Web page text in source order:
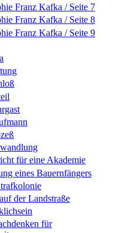
Franz Kafka / Seite 7
Franz Kafka / Seite 8
Franz Kafka / Seite 9
für eine Akademie
eines Bauernfängers
der Landstraße
für